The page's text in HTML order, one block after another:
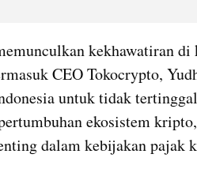
kekhawatiran
CEO Tokocrypto,
untuk tidak
ekosistem
dalam kebijakan pajak